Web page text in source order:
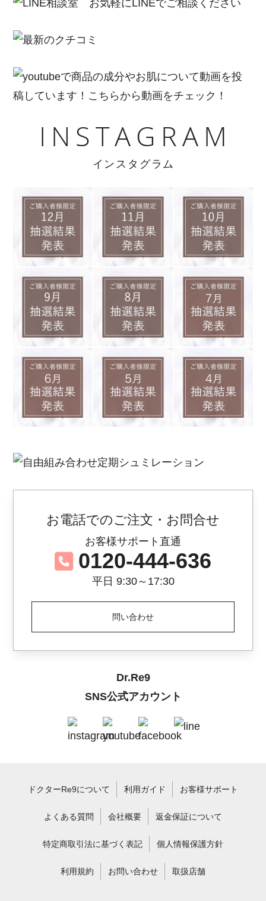
INSTAGRAM
インスタグラム
お電話でのご注文・お問合せ
お客様サポート直通
0120-444-636
平日 9:30～17:30
問い合わせ
Dr.Re9
SNS公式アカウント
ドクターRe9について 利用ガイド お客様サポート
よくある質問 会社概要 返金保証について
特定商取引法に基づく表記 個人情報保護方針
利用規約 お問い合わせ 取扱店舗